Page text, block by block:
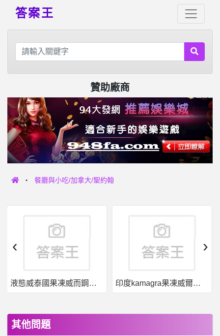
答案王
贊助廠商
餐廳與小吃/加拿大/聖約翰
液態威泰國果凍威而鋼哪裡買 印度kamagra果凍威爾剛用於治療男性勃起功能障礙
‹ ›
其他問題